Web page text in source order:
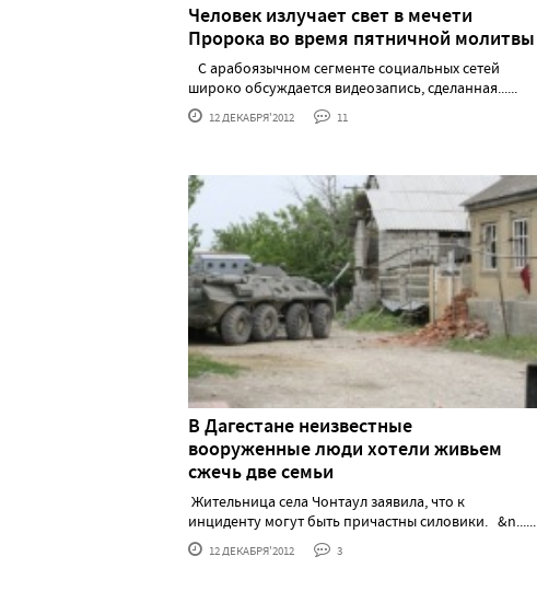
Человек излучает свет в мечети
Пророка во время пятничной молитвы
С арабоязычном сегменте социальных сетей
широко обсуждается видеозапись, сделанная......
12 ДЕКАБРЯ'2012 11
В Дагестане неизвестные
вооруженные люди хотели живьем
сжечь две семьи
Жительница села Чонтаул заявила, что к
инциденту могут быть причастны силовики. &n......
12 ДЕКАБРЯ'2012 3